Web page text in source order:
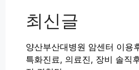
최신글
양산부산대병원 암센터 이용
특화진료, 의료진, 장비 솔직